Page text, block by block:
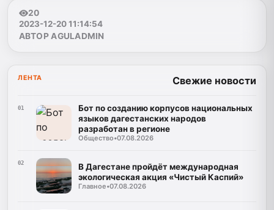
20
2023-12-20 11:14:54
АВТОР AGULADMIN
ЛЕНТА Свежие новости
01
Бот по созданию корпусов национальных
языков дагестанских народов
разработан в регионе
Общество•07.08.2026
02
В Дагестане пройдёт международная
экологическая акция «Чистый Каспий»
Главное•07.08.2026